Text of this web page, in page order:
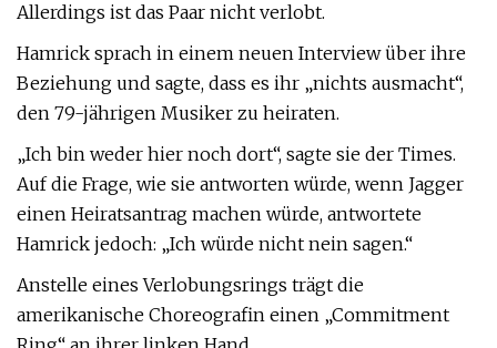
Allerdings ist das Paar nicht verlobt.
Hamrick sprach in einem neuen Interview über ihre
Beziehung und sagte, dass es ihr „nichts ausmacht“,
den 79-jährigen Musiker zu heiraten.
„Ich bin weder hier noch dort“, sagte sie der Times.
Auf die Frage, wie sie antworten würde, wenn Jagger
einen Heiratsantrag machen würde, antwortete
Hamrick jedoch: „Ich würde nicht nein sagen.“
Anstelle eines Verlobungsrings trägt die
amerikanische Choreografin einen „Commitment